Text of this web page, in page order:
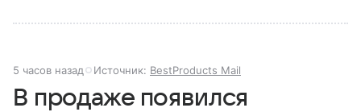
5 часов назад Источник: BestProducts Mail
В продаже появился